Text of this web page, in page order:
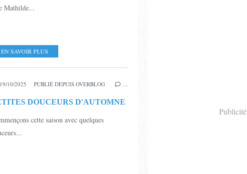
Mathilde...
EN SAVOIR PLUS
19/10/2025 PUBLIÉ DEPUIS OVERBLOG
DOUCEURS D'AUTOMNE
cette saison avec quelques
Publicité